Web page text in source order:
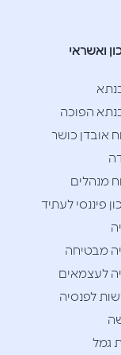
ואשראי
הפוכה
אובדן כושר
מנהלים
פיננסי לעתיד
מבטיחה
לעצמאים
לפנסיה
גמל